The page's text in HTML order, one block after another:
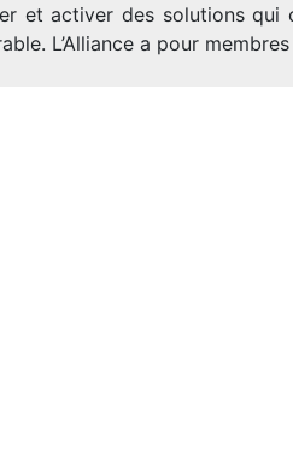
et activer des solutions qui
L’Alliance a pour membres